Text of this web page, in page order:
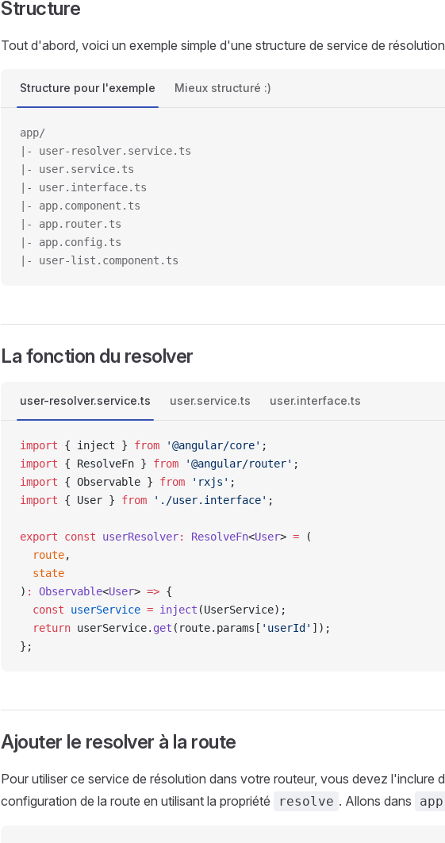
Structure
Tout d'abord, voici un exemple simple d'une structure de service de
Structure pour l'exemple Mieux structuré :)
app/
|- user-resolver.service.ts
|- user.service.ts
|- user.interface.ts
|- app.component.ts
|- app.router.ts
|- app.config.ts
|- user-list.component.ts
La fonction du resolver
user-resolver.service.ts user.service.ts user.interface.ts
import { inject } from '@angular/core' ;
import { ResolveFn } from '@angular/router' ;
import { Observable } from 'rxjs' ;
import { User } from './user.interface' ;
export const userResolver: ResolveFn<User> = (
  route
,
  state
) : Observable<User> => {
  const
userService = inject (UserService);
  return
userService. get (route.params[ 'userId' ]);
};
Ajouter le resolver à la route
Pour utiliser ce service de résolution dans votre routeur, vous devez l'inclure
configuration de la route en utilisant la propriété
resolve . Allons dans